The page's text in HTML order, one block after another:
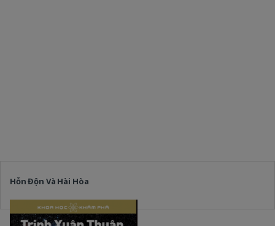
Hỗn Độn Và Hài Hòa